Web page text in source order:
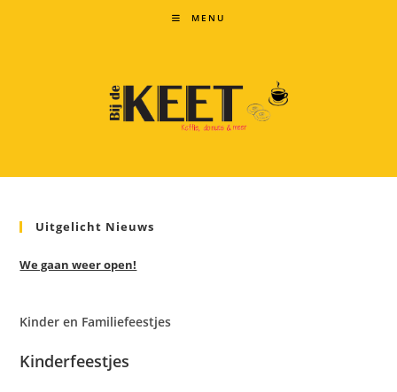
MENU
Uitgelicht Nieuws
We gaan weer open!
Kinder en Familiefeestjes
Kinderfeestjes